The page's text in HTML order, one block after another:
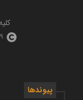
پیوندها